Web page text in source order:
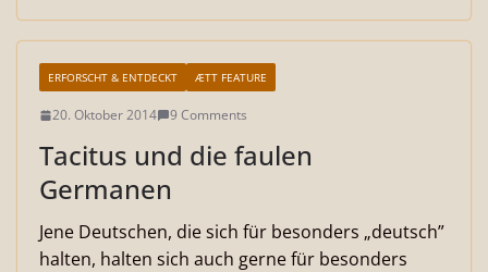
ERFORSCHT & ENTDECKT ÆTT FEATURE
20. Oktober 2014 9 Comments
Tacitus und die faulen
Germanen
Jene Deutschen, die sich für besonders „deutsch”
halten, halten sich auch gerne für besonders